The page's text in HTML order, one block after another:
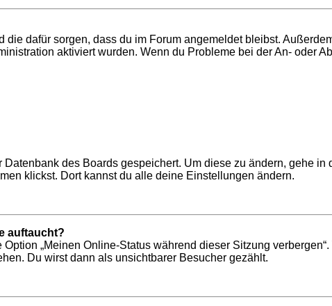
dafür sorgen, dass du im Forum angemeldet bleibst.
aktiviert wurden. Wenn du Probleme bei der An- oder
des Boards gespeichert. Um diese zu ändern, gehe in
klickst. Dort kannst du alle deine Einstellungen ändern.
auftaucht?
„Meinen Online-Status während dieser Sitzung
Du wirst dann als unsichtbarer Besucher gezählt.